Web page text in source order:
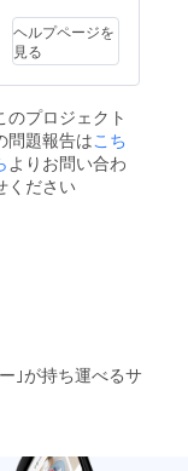
62枚
・サメ
—ジャ
ンボだ
じ抽選
権
ヘルプページを
見る
のプロジェクト
問題報告はこち
よりお問い合わ
ください
｣が持ち運べるサ